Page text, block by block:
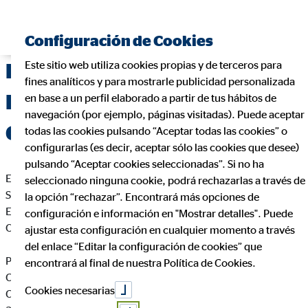
Delegación de OVB Allfinanz
España S.A. en Las Palmas de
Gran Canaria
En cumplimiento de la Ley 34/2002 de Servicios de la
Sociedad de la Información y de Comercio Electrónico de
España, le informamos que esta página web es propiedad de
OVB Allfinanz España S.A., siendo sus datos identificativos
Pedro José Martin Moreno
Coordinador de Zona para OVB
C. Pedro de Vera, 4 1º oficina 9
Configuración de Cookies
Este sitio web utiliza cookies propias y de terceros para
fines analíticos y para mostrarle publicidad personalizada
en base a un perfil elaborado a partir de tus hábitos de
navegación (por ejemplo, páginas visitadas). Puede aceptar
todas las cookies pulsando “Aceptar todas las cookies” o
configurarlas (es decir, aceptar sólo las cookies que desee)
pulsando “Aceptar cookies seleccionadas”. Si no ha
seleccionado ninguna cookie, podrá rechazarlas a través de
la opción “rechazar”. Encontrará más opciones de
configuración e información en "Mostrar detalles". Puede
ajustar esta configuración en cualquier momento a través
del enlace “Editar la configuración de cookies” que
encontrará al final de nuestra Política de Cookies.
Cookies necesarias